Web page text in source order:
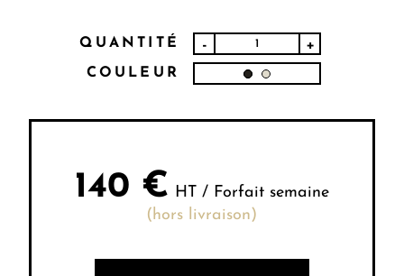
QUANTITÉ - +
COULEUR
140 € HT / Forfait semaine
(hors livraison)